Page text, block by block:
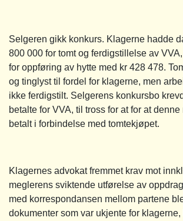
Selgeren gikk konkurs. Klagerne hadde
800 000 for tomt og ferdigstillelse av
for oppføring av hytte med kr 428 478.
og tinglyst til fordel for klagerne, men
ikke ferdigstilt. Selgerens konkursbo
betalte for VVA, til tross for at for at
betalt i forbindelse med tomtekjøpet.
Klagernes advokat fremmet krav mot
meglerens sviktende utførelse av
med korrespondansen mellom partene
dokumenter som var ukjente for